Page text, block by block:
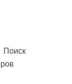
Поиск